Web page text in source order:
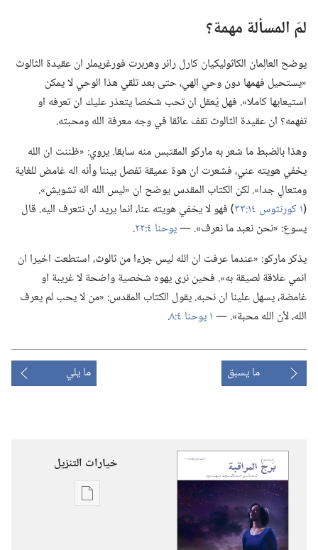
لمَ المسألة مهمة؟‏
يوضح العالِمان الكاثوليكيان كارل رانر وهربرت فورغريملر ان عقيدة الثالوث
«يستحيل فهمها دون وحي الهي،‏ حتى بعد تلقي هذا الوحي لا يمكن
استيعابها كاملا».‏ فهل يُعقل ان تحب شخصا يتعذر عليك ان تعرفه او
تفهمه؟‏ ان عقيدة الثالوث تقف عائقا في وجه معرفة الله ومحبته.‏
وهذا بالضبط ما شعر به ماركو المقتبس منه سابقا.‏ يروي:‏ «ظننت ان الله
يخفي هويته عني،‏ فشعرت ان هوة عميقة تفصل بيننا وأنه اله غامض للغاية
ومتعالٍ جدا».‏ لكن الكتاب المقدس يوضح ان «ليس الله اله تشويش».‏
(‏١ كورنثوس ١٤:‏٣٣
‏)‏ فهو لا يخفي هويته عنا،‏ انما يريد ان نتعرف اليه.‏ قال
يسوع:‏ «نحن نعبد ما نعرف».‏ —‏يوحنا ٤:‏٢٢
‏.‏
يذكر ماركو:‏ «عندما عرفت ان الله ليس جزءا من ثالوث،‏ استطعت اخيرا ان
انمي علاقة لصيقة به».‏ فحين نرى يهوه شخصية واضحة لا غريبة او
غامضة،‏ يسهل علينا ان نحبه.‏ يقول الكتاب المقدس:‏ «من لا يحب لم يعرف
الله،‏ لأن الله محبة».‏ —‏١ يوحنا ٤:‏٨ ‏.‏
ما يسبق ما يلي
خيارات التنزيل
خيارات